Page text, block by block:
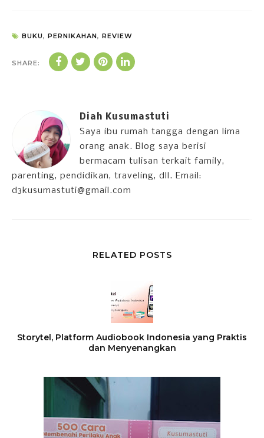
BUKU, PERNIKAHAN, REVIEW
SHARE:
Diah Kusumastuti
Saya ibu rumah tangga dengan lima
orang anak. Blog saya berisi
bermacam tulisan terkait family,
parenting, pendidikan, traveling, dll. Email:
d3kusumastuti@gmail.com
RELATED POSTS
Storytel, Platform Audiobook Indonesia yang Praktis
dan Menyenangkan